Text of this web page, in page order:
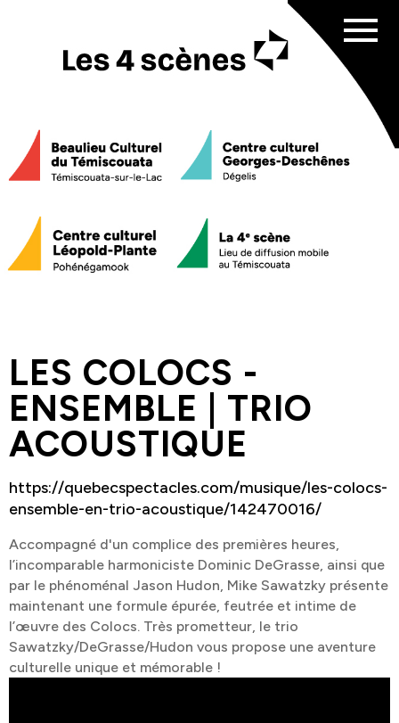
Sorties culturelles
scolaires
Service de médiation culturelle
Nos 4 scènes
Beaulieu Culturel du Témiscouata
Équipe
Nouvelles
Chèque-cadeau
FAQ
Nous joindre
418 853-2332 poste 4685
direction@les4scenes.com
LES COLOCS -
ENSEMBLE | TRIO
ACOUSTIQUE
https://quebecspectacles.com/musique/les-colocs-
ensemble-en-trio-acoustique/142470016/
Accompagné d'un complice des premières heures,
l’incomparable harmoniciste Dominic DeGrasse, ainsi que
par le phénoménal Jason Hudon, Mike Sawatzky présente
maintenant une formule épurée, feutrée et intime de
l’œuvre des Colocs. Très prometteur, le trio
Sawatzky/DeGrasse/Hudon vous propose une aventure
culturelle unique et mémorable !